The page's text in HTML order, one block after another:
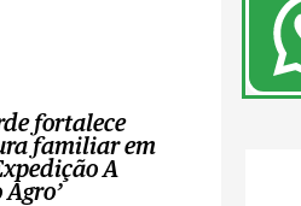
fortalece
familiar em
A